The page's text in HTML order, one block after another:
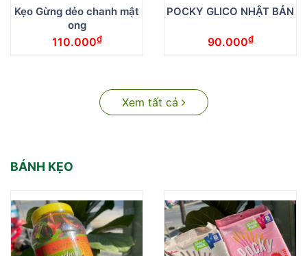
Kẹo Gừng dẻo chanh mật
ong
110.000₫
POCKY GLICO NHẬT BẢN
90.000₫
Xem tất cả
BÁNH KẸO